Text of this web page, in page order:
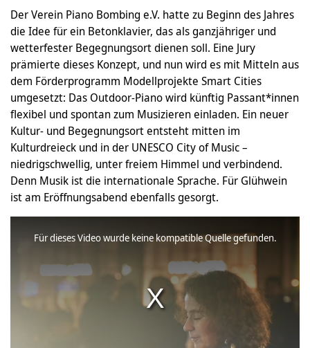
Der Verein Piano Bombing e.V. hatte zu Beginn des Jahres
die Idee für ein Betonklavier, das als ganzjähriger und
wetterfester Begegnungsort dienen soll. Eine Jury
prämierte dieses Konzept, und nun wird es mit Mitteln aus
dem Förderprogramm Modellprojekte Smart Cities
umgesetzt: Das Outdoor-Piano wird künftig Passant*innen
flexibel und spontan zum Musizieren einladen. Ein neuer
Kultur- und Begegnungsort entsteht mitten im
Kulturdreieck und in der UNESCO City of Music –
niedrigschwellig, unter freiem Himmel und verbindend.
Denn Musik ist die internationale Sprache. Für Glühwein
ist am Eröffnungsabend ebenfalls gesorgt.
Für dieses Video wurde keine kompatible Quelle gefunden.